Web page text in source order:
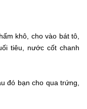
khô, cho vào bát tô,
tiêu, nước cốt chanh
đó bạn cho qua trứng,